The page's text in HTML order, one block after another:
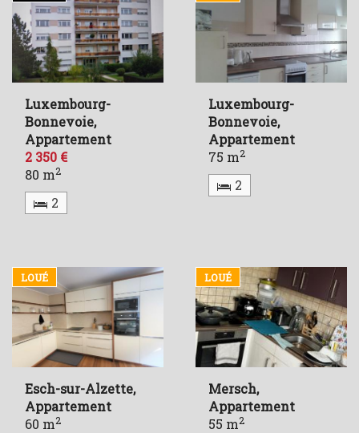
Luxembourg-
Bonnevoie,
Appartement
2 350 €
80 m2
2
Luxembourg-
Bonnevoie,
Appartement
75 m2
2
LOUÉ
Esch-sur-Alzette,
Appartement
60 m2
LOUÉ
Mersch,
Appartement
55 m2